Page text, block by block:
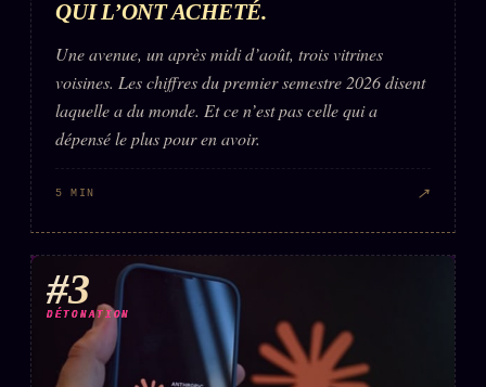
QUI L’ONT ACHETÉ.
Une avenue, un après midi d’août, trois vitrines
voisines. Les chiffres du premier semestre 2026 disent
laquelle a du monde. Et ce n’est pas celle qui a
dépensé le plus pour en avoir.
5 MIN ↗
#3
DÉTONATION